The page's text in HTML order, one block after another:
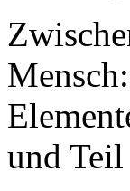
und Teil